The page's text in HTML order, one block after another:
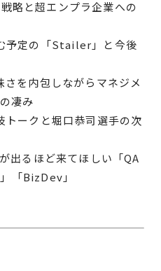
略と超エンプラ企業への
予定の「Stailer」と今後
を内包しながらマネジメ
凄み
トークと堀口恭司選手の次
出るほど来てほしい「QA
「BizDev」